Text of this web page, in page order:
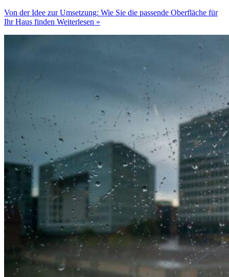
Von der Idee zur Umsetzung: Wie Sie die passende Oberfläche für
Ihr Haus finden Weiterlesen »